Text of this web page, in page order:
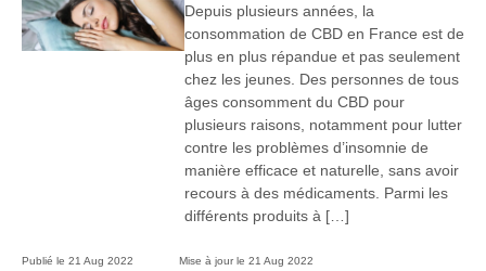
Depuis plusieurs années, la
consommation de CBD en France est de
plus en plus répandue et pas seulement
chez les jeunes. Des personnes de tous
âges consomment du CBD pour
plusieurs raisons, notamment pour lutter
contre les problèmes d’insomnie de
manière efficace et naturelle, sans avoir
recours à des médicaments. Parmi les
différents produits à […]
Publié le 21 Aug 2022 Mise à jour le 21 Aug 2022